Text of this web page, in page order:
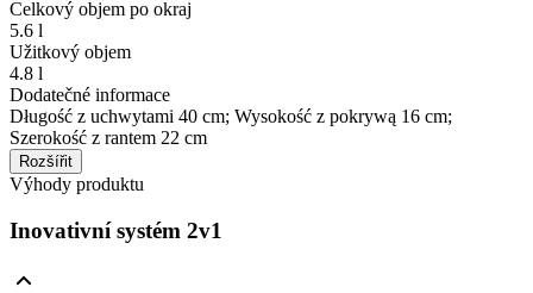
Celkový objem po okraj
5.6 l
Užitkový objem
4.8 l
Dodatečné informace
Długość z uchwytami 40 cm; Wysokość z pokrywą 16 cm;
Szerokość z rantem 22 cm
Rozšířit
Výhody produktu
Inovativní systém 2v1